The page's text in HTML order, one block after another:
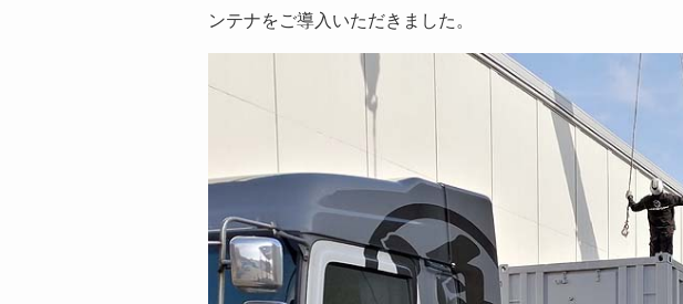
ンテナをご導入いただきました。